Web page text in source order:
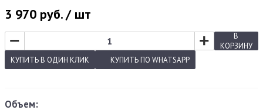
3 970 руб. / шт
− +
В
КОРЗИНУ
КУПИТЬ В ОДИН КЛИК КУПИТЬ ПО WHATSAPP
Объем: